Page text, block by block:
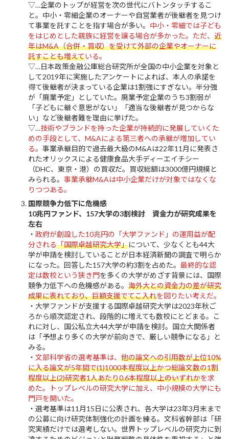
▽…企業のトップが経営を次の世代にバトンタッチするこ
と。中小・零細企業のオーナーや自営業者が後継者を見つけ
て事業を託すことを指す場合が多い。 中小・零細では子ども
をはじめとした親族に経営を譲る場合が多かった。ただ、 近
年はM&A（合併・買収）を受けて外部の企業やオーナーに
託すことも増えている。
▽…日本政策金融公庫総合研究所が全国の中小企業を対象と
して2019年に実施したアンケートによれば、本人の承諾を
得て後継者が決まっている企業は1割強にすぎない。半分強
が「廃業予定」としていた。廃業予定企業のうち3割弱が
「子どもに継ぐ意思がない」「適当な後継者が見つからな
い」など後継者難を理由に挙げた。
▽…技術やブランドを持った企業が持続的に発展していくた
めの手段として、M&Aによる第三者への承継が増加してい
る。 事業承継目的で過去最大級のM&Aは22年11月に発表さ
れたオリックスによる健康食品大手ディーエイチシー
（DHC、東京・港）の買収だ。買収総額は3000億円規模と
みられる。 事業承継M&Aは中小企業だけが対象ではなくな
りつつある。
国際競争力低下に危機感
10兆円ファンド、157大学の3割検討 資金力が研究成果を
左右
・ 政府が創設した10兆円の「大学ファンド」の運用益が配
分される「国際卓越研究大学」について、少なくとも44大
学が申請を検討していることが日本経済新聞の調査で明らか
になった。回答した157大学の約3割を占めた。 最終的な認
定は数校という狭き門を多くの大学がめざす背景には、国際
競争力低下への危機感がある。 海外大との資金力の差が研究
成果に表れており、巨額支援でてこ入れを図りたい考えだ。
・大学ファンドが支援する国際卓越研究大学は2023年秋ご
ろから順次認定され、段階的に増えても数校にとどまる。こ
れに対し、国公私立大44大学が申請を検討。国立大関係者
は「予想より多くの大学が前向きで、厳しい競争になる」と
みる。
・ 文部科学省の選考基準は、 他の論文への引用数が上位10%
に入る論文が5年間で(1)1000本程度以上かつ総論文数の1割
程度以上(2)研究者1人あたり0.6本程度以上――のいずれかを求
めた。トップレベルの研究大学に加え、中小規模の大学にも
門戸を開いた。
・選考基準は11月15日に公表され、各大学は23年3月末まで
の公募に向け研究体制強化の計画を練る。文科省幹部は「研
究実績だけでは選考しない。世界トップレベルの研究力に到